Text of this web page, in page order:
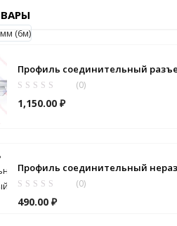
Профиль соединительный
(0)
1,150.00 ₽
Профиль соединительный
(0)
490.00 ₽